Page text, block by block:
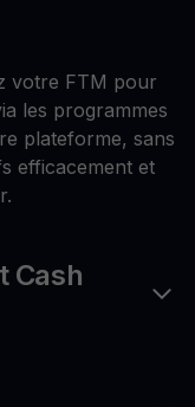
votre FTM pour
les programmes
plateforme, sans
efficacement et
Cash